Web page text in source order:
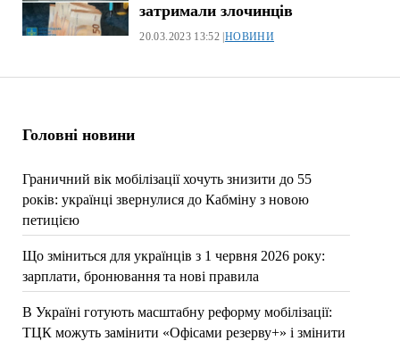
Головні новини
Граничний вік мобілізації хочуть знизити до 55
років: українці звернулися до Кабміну з новою
петицією
Що зміниться для українців з 1 червня 2026 року:
зарплати, бронювання та нові правила
В Україні готують масштабну реформу мобілізації:
ТЦК можуть замінити «Офісами резерву+» і змінити
затримали злочинців
20.03.2023 13:52 |НОВИНИ